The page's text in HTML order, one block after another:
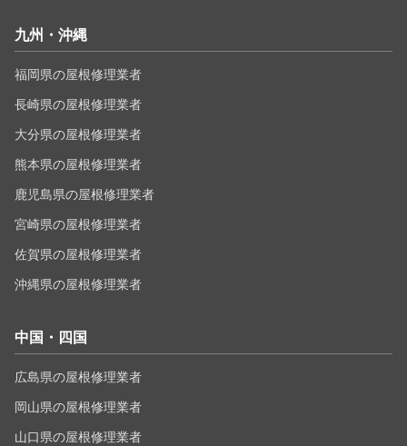
九州・沖縄
福岡県の屋根修理業者
長崎県の屋根修理業者
大分県の屋根修理業者
熊本県の屋根修理業者
鹿児島県の屋根修理業者
宮崎県の屋根修理業者
佐賀県の屋根修理業者
沖縄県の屋根修理業者
中国・四国
広島県の屋根修理業者
岡山県の屋根修理業者
山口県の屋根修理業者